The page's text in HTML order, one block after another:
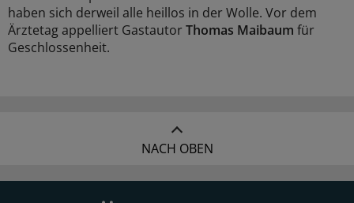
haben sich derweil alle heillos in der Wolle. Vor dem
Ärztetag appelliert GastautorThomas Maibaum für
Geschlossenheit.
NACH OBEN